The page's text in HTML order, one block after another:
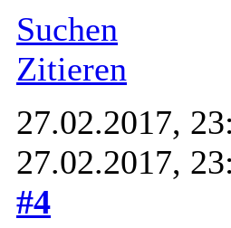
Suchen
Zitieren
27.02.2017,
27.02.2017,
#4